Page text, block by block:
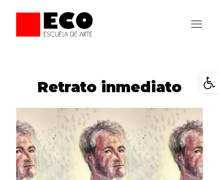
Retrato inmediato